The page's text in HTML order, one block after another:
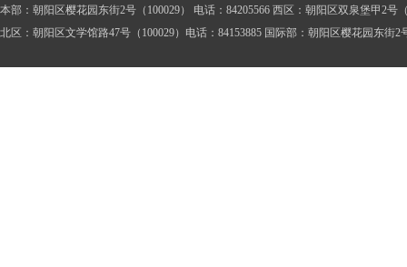
本部：朝阳区樱花园东街2号（100029） 电话：84205566 西区：朝阳区双泉堡甲2号
北区：朝阳区文学馆路47号（100029）电话：84153885 国际部：朝阳区樱花园东街2